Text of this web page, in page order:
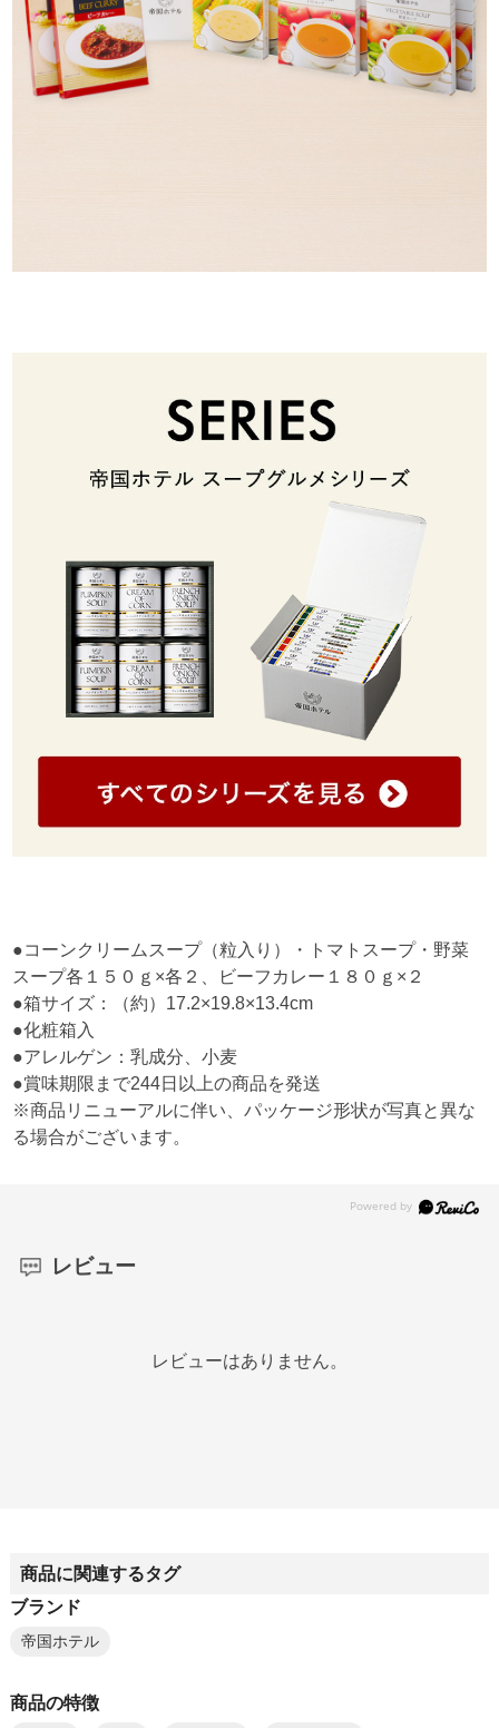
●コーンクリームスープ（粒入り）・トマトスープ・野菜
スープ各１５０ｇ×各２、ビーフカレー１８０ｇ×２
●箱サイズ：（約）17.2×19.8×13.4cm
●化粧箱入
●アレルゲン：乳成分、小麦
●賞味期限まで244日以上の商品を発送
※商品リニューアルに伴い、パッケージ形状が写真と異な
る場合がございます。
レビュー
レビューはありません。
商品に関連するタグ
ブランド
帝国ホテル
商品の特徴